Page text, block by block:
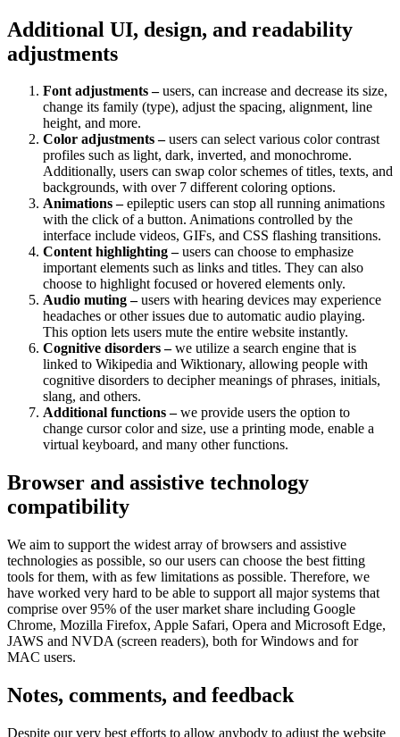
Additional UI, design, and readability
adjustments
Font adjustments –users, can increase and decrease its size,
change its family (type), adjust the spacing, alignment, line
height, and more.
Color adjustments –users can select various color contrast
profiles such as light, dark, inverted, and monochrome.
Additionally, users can swap color schemes of titles, texts, and
backgrounds, with over 7 different coloring options.
Animations –epileptic users can stop all running animations
with the click of a button. Animations controlled by the
interface include videos, GIFs, and CSS flashing transitions.
Content highlighting –users can choose to emphasize
important elements such as links and titles. They can also
choose to highlight focused or hovered elements only.
Audio muting –users with hearing devices may experience
headaches or other issues due to automatic audio playing.
This option lets users mute the entire website instantly.
Cognitive disorders –we utilize a search engine that is
linked to Wikipedia and Wiktionary, allowing people with
cognitive disorders to decipher meanings of phrases, initials,
slang, and others.
Additional functions –we provide users the option to
change cursor color and size, use a printing mode, enable a
virtual keyboard, and many other functions.
Browser and assistive technology
compatibility
We aim to support the widest array of browsers and assistive
technologies as possible, so our users can choose the best fitting
tools for them, with as few limitations as possible. Therefore, we
have worked very hard to be able to support all major systems that
comprise over 95% of the user market share including Google
Chrome, Mozilla Firefox, Apple Safari, Opera and Microsoft Edge,
JAWS and NVDA (screen readers), both for Windows and for
MAC users.
Notes, comments, and feedback
Despite our very best efforts to allow anybody to adjust the website